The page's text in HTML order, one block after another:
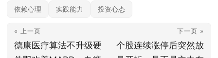
依赖心理 实践能力 投资心态
« 上一页
德康医疗算法不升级硬
下一页 »
个股连续涨停后突然放